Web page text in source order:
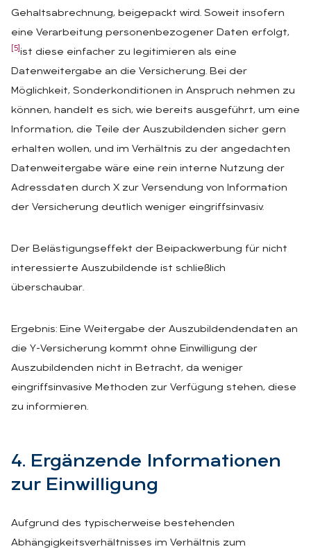
Gehaltsabrechnung, beigepackt wird. Soweit insofern
eine Verarbeitung personenbezogener Daten erfolgt,
[5] ist diese einfacher zu legitimieren als eine
Datenweitergabe an die Versicherung. Bei der
Möglichkeit, Sonderkonditionen in Anspruch nehmen zu
können, handelt es sich, wie bereits ausgeführt, um eine
Information, die Teile der Auszubildenden sicher gern
erhalten wollen, und im Verhältnis zu der angedachten
Datenweitergabe wäre eine rein interne Nutzung der
Adressdaten durch X zur Versendung von Information
der Versicherung deutlich weniger eingriffsinvasiv.
Der Belästigungseffekt der Beipackwerbung für nicht
interessierte Auszubildende ist schließlich
überschaubar.
Ergebnis: Eine Weitergabe der Auszubildendendaten an
die Y-Versicherung kommt ohne Einwilligung der
Auszubildenden nicht in Betracht, da weniger
eingriffsinvasive Methoden zur Verfügung stehen, diese
zu informieren.
4. Er­gän­zen­de In­for­ma­tio­nen
zur Ein­wil­li­gung
Aufgrund des typischerweise bestehenden
Abhängigkeitsverhältnisses im Verhältnis zum